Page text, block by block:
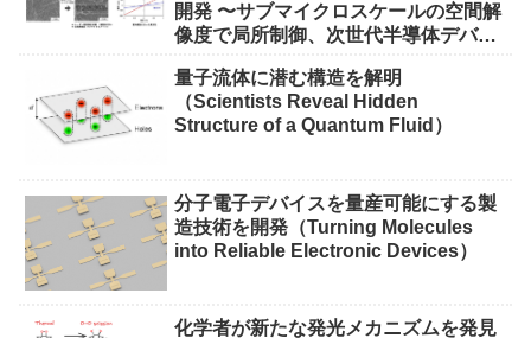
開発 〜サブマイクロスケールの空間解
像度で局所制御、次世代半導体デバイ
量子流体に潜む構造を解明
（Scientists Reveal Hidden
Structure of a Quantum Fluid）
分子電子デバイスを量産可能にする製
造技術を開発（Turning Molecules
into Reliable Electronic Devices）
化学者が新たな発光メカニズムを発見